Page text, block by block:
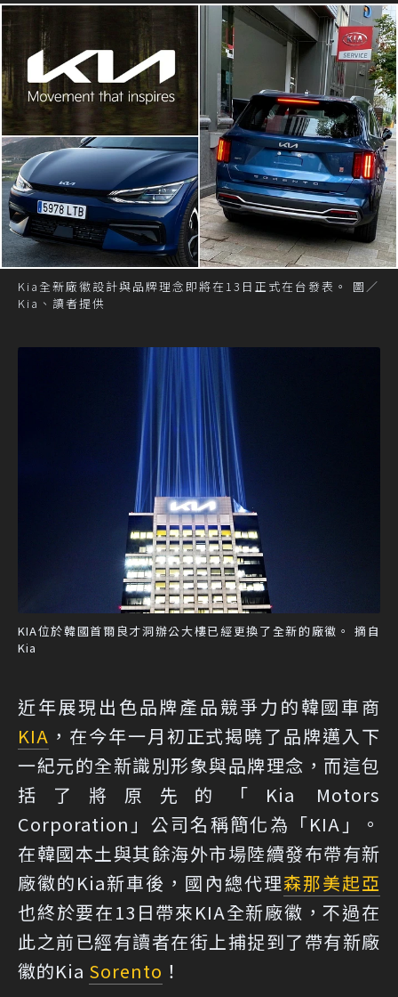
Kia全新廠徽設計與品牌理念即將在13日正式在台發表。 圖／
Kia、讀者提供
KIA位於韓國首爾良才洞辦公大樓已經更換了全新的廠徽。 摘自
Kia
近年展現出色品牌產品競爭力的韓國車商
KIA ，在今年一月初正式揭曉了品牌邁入下
一紀元的全新識別形象與品牌理念，而這包
括了將原先的「Kia Motors
Corporation」公司名稱簡化為「KIA」。
在韓國本土與其餘海外市場陸續發布帶有新
廠徽的Kia新車後，國內總代理森那美起亞
也終於要在13日帶來KIA全新廠徽，不過在
此之前已經有讀者在街上捕捉到了帶有新廠
徽的Kia Sorento ！